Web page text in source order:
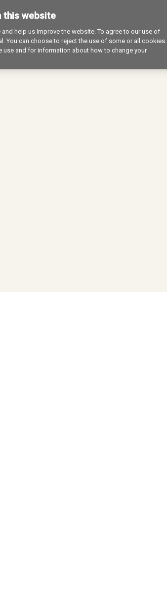
this website
help us improve the website. To agree to our use of
You can choose to reject the use of some or all cookies.
use and for information about how to change your